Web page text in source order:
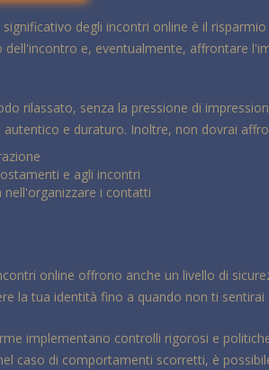
degli incontri online è il
e, eventualmente, affrontare
rilassato, senza la pressione di
e duraturo. Inoltre, non dovrai
e agli incontri
i contatti
online offrono anche un livello di
la tua identità fino a quando non ti sentirai
implementano controlli rigorosi e
caso di comportamenti scorretti, è